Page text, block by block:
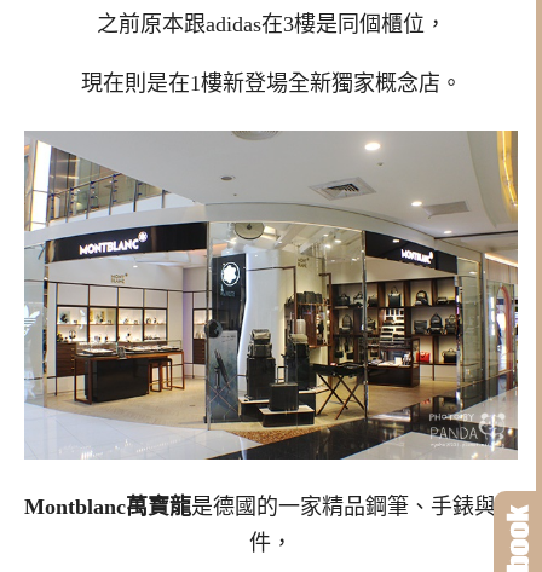
之前原本跟adidas在3樓是同個櫃位，
現在則是在1樓新登場全新獨家概念店。
Montblanc萬寶龍是德國的一家精品鋼筆、手錶與配
件，